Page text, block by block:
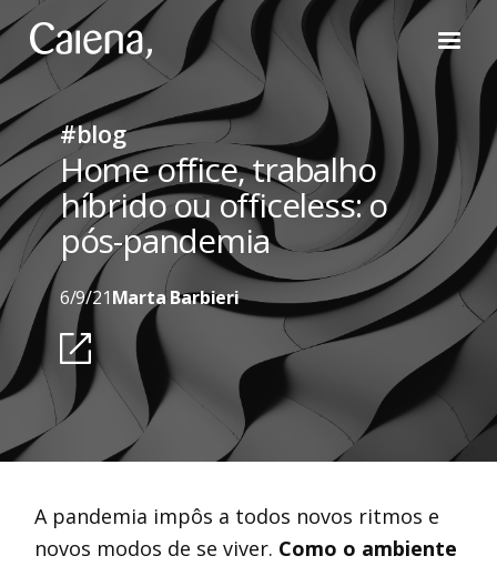
#blog
Home office, trabalho
híbrido ou officeless: o
pós-pandemia
6/9/21Marta Barbieri
A pandemia impôs a todos novos ritmos e
novos modos de se viver. Como o ambiente